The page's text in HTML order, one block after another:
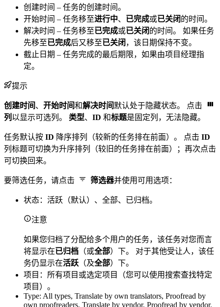
创建时间 – 任务的创建时间。
开始时间 – 任务移至进行中、 已完成或已关闭的时间。
解决时间 – 任务移至已完成或已关闭的时间。 如果任务
先移至已完成后又移至已关闭 ，该日期保持不变。
截止日期 – 任务完成的最后期限，如果由项目经理指
定。
提示
创建时间 、 开始时间和解决时间 默认处于隐藏状态。 点击
列 以显示可选列。 类型、 ID 和标题是固定列，无法隐藏。
任务默认按 ID 降序排列（较新的任务排在前面）。 点击 ID
列标题可切换为升序排列（较旧的任务排在前面）；再次点击
可切换回来。
要筛选任务，请点击 筛选器并使用可用选项：
状态：活跃（默认）、全部、已归档。
注意
如果您归档了分配给多个用户的任务，该任务对您而言
将显示在已归档 （或全部）下。 对于其他受让人，该任
务仍显示在活跃 （及全部）下。
项目：所有项目或选定项目（您可以使用搜索查找特定
项目）。
Type: All types, Translate by own translators, Proofread by
own proofreaders, Translate by vendor, Proofread by vendor.